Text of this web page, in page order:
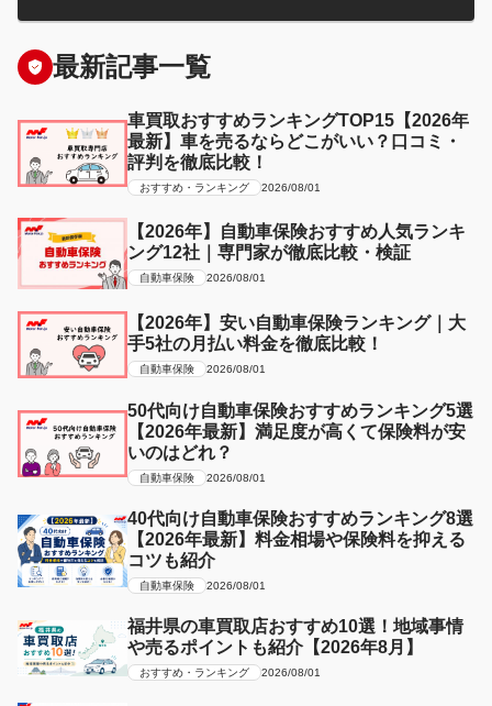
最新記事一覧
車買取おすすめランキングTOP15【2026年
最新】車を売るならどこがいい？口コミ・
評判を徹底比較！
おすすめ・ランキング 2026/08/01
【2026年】自動車保険おすすめ人気ランキ
ング12社｜専門家が徹底比較・検証
自動車保険 2026/08/01
【2026年】安い自動車保険ランキング｜大
手5社の月払い料金を徹底比較！
自動車保険 2026/08/01
50代向け自動車保険おすすめランキング5選
【2026年最新】満足度が高くて保険料が安
いのはどれ？
自動車保険 2026/08/01
40代向け自動車保険おすすめランキング8選
【2026年最新】料金相場や保険料を抑える
コツも紹介
自動車保険 2026/08/01
福井県の車買取店おすすめ10選！地域事情
や売るポイントも紹介【2026年8月】
おすすめ・ランキング 2026/08/01